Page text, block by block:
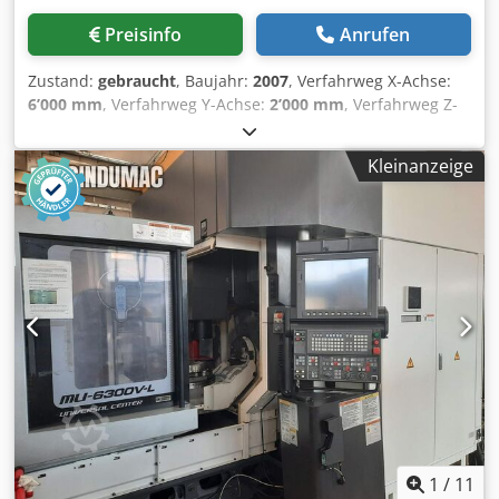
Stangendurchmesser: 6-80 mm
Preisinfo Anrufen
Zustand: gebraucht, Baujahr: 2007, Verfahrweg X-Achse:
6’000 mm, Verfahrweg Y-Achse: 2’000 mm, Verfahrweg Z-
, Drehzahl (max.):
SPINDELANSCHLUSS ISO 50 VERFAHRWEG X-ACHSE 6000
mm SCHLITTENVERFAHRWEG Z-ACHSE 1250 mm
VERTIKALVERFAHRWEG Y-ACHSE 2000 mm
SPINDELDREHZAHL 5000 U/min VORSCHÜBE 8000 mm/min
SPINDELMOTORLEISTUNG 37 kW CNC HEIDENHAIN iTNC
530 FERNBEDIENBARES BEDIENPULT STOLLE-TISCH
7000x2000 mm, 15 t/m² Belastbarkeit ERHÖHTER TISCH
1080 x 7220 x H 820 mm WERKZEUGWECHSLER MIT 40
PLÄTZEN SPÄNETRANSPORT KONTINUIERLICH
POSITIONIERBAUER KOPF TUPC 0,001°x0,001° INNERE
SPINDELKÜHLUNG 20 bar RTCP-FUNKTION FPT AUTOCAL
HOCH- UND NIEDERDRUCK-KÜHLMITTELTANK MIT
AUßENPAPIERFILTER 2 AUTOMATISCHE HORIZONTALE
TEILER MIT 2 STÜTZTISCHEN Dedswz H Rfopfx Afuock 1
WERKSTÜCKTASTER
Kleinanzeige
1 / 11